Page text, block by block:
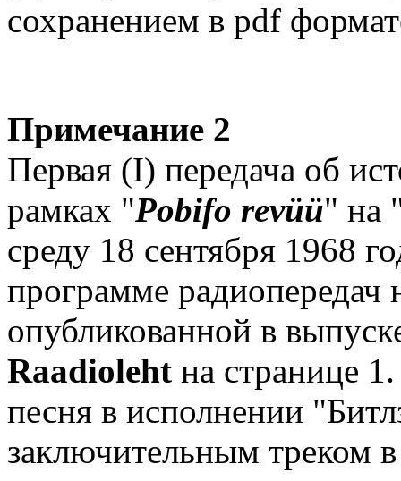
сохранением в pdf
Примечание 2
Первая (I) передача об
рамках "Pobifo revüü" на
среду 18 сентября 1968
программе радиопередач
опубликованной в
Raadioleht на странице
песня в исполнении
заключительным треком